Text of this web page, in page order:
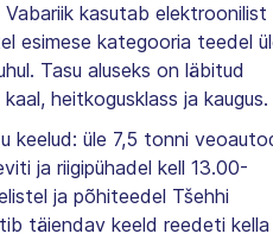
kasutab elektroonilist
esimese kategooria teedel
Tasu aluseks on läbitud
heitkogusklass ja kaugus.
keelud: üle 7,5 tonni
ja riigipühadel kell 13.00-
ja põhiteedel Tšehhi
täiendav keeld reedeti kella